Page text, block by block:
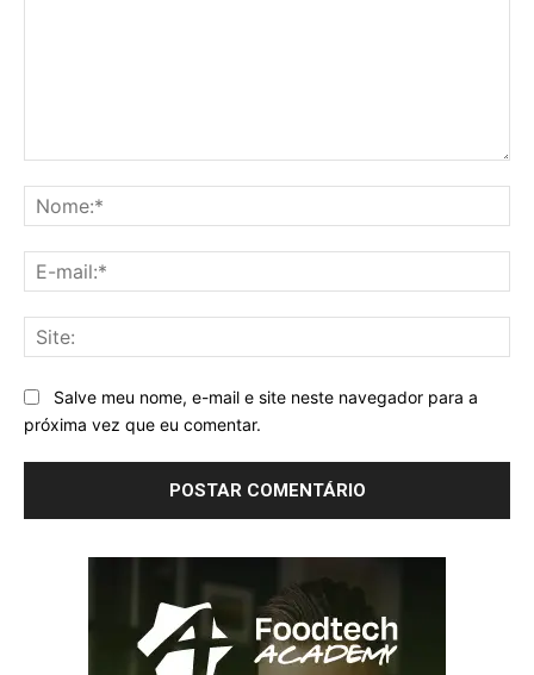
Salve meu nome, e-mail e site neste navegador para a
próxima vez que eu comentar.